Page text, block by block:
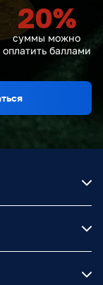
20%
суммы можно
оплатить баллами